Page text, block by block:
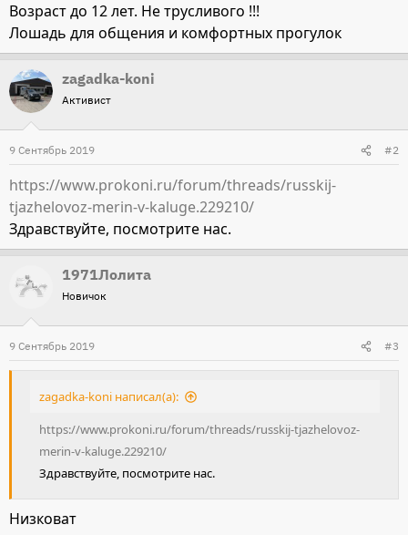
Возраст до 12 лет. Не трусливого !!!
Лошадь для общения и комфортных прогулок
zagadka-koni
Активист
9 Сентябрь 2019 #2
https://www.prokoni.ru/forum/threads/russkij-
tjazhelovoz-merin-v-kaluge.229210/
Здравствуйте, посмотрите нас.
1971Лолита
Новичок
9 Сентябрь 2019 #3
zagadka-koni написал(а):
https://www.prokoni.ru/forum/threads/russkij-tjazhelovoz-
merin-v-kaluge.229210/
Здравствуйте, посмотрите нас.
Низковат